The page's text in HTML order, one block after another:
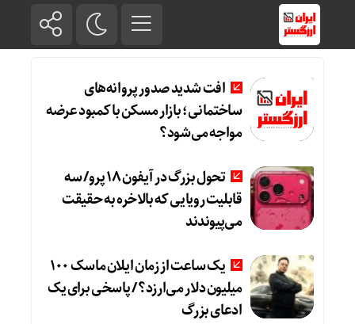
افت شدید صدور پروانه‌های
ساختمانی؛ بازار مسکن با کمبود عرضه
مواجه می‌شود؟
تحول بزرگ در آیفون ۱۸ پرو/ سه
قابلیت رویایی که بالاخره به حقیقت
می‌پیوندند
یک ساعت از زمان ایلان ماسک ۱۰۰
میلیون دلار می‌ارزد؟ / پاسخی برای یک
ادعای بزرگ